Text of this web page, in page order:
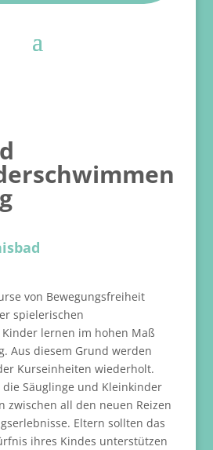
von Bewegungsfreiheit
spielerischen
lernen im hohen Maß
Aus diesem Grund werden
Kurseinheiten wiederholt.
Säuglinge und Kleinkinder
zwischen all den neuen Reizen
Eltern sollten das
ihres Kindes unterstützen